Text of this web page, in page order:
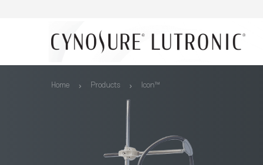
Home Products Icon™